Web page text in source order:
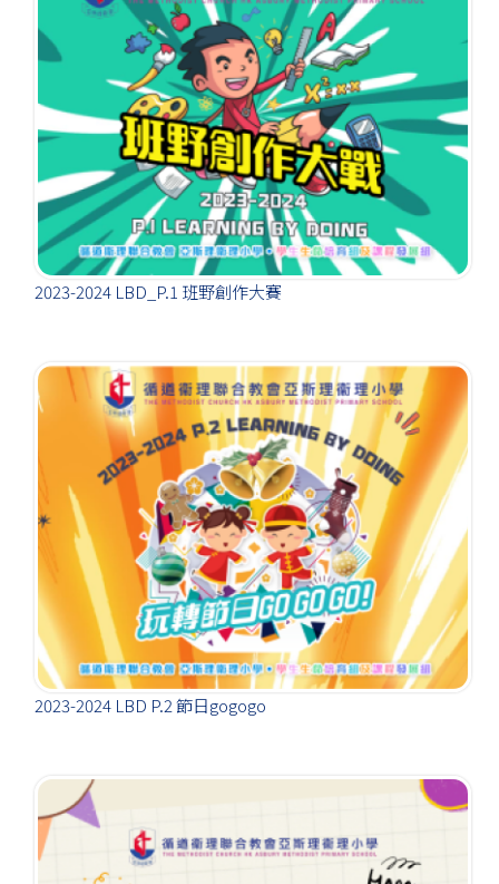
2023-2024 LBD_P.1 班野創作大賽
2023-2024 LBD P.2 節日gogogo